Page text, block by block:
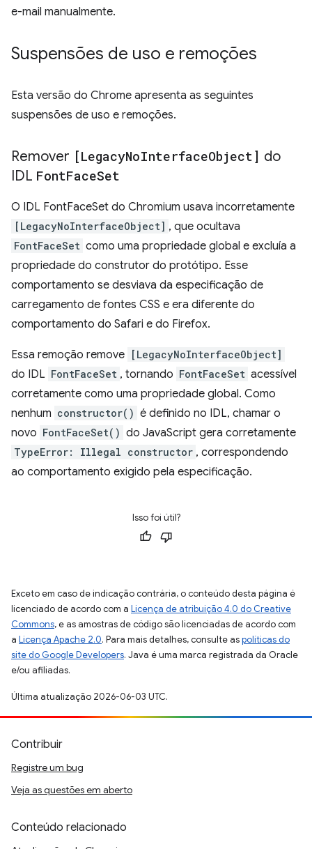
e-mail manualmente.
Suspensões de uso e remoções
Esta versão do Chrome apresenta as seguintes
suspensões de uso e remoções.
Remover [LegacyNoInterfaceObject] do
IDL FontFaceSet
O IDL FontFaceSet do Chromium usava incorretamente
[LegacyNoInterfaceObject] , que ocultava
FontFaceSet como uma propriedade global e excluía a
propriedade do construtor do protótipo. Esse
comportamento se desviava da especificação de
carregamento de fontes CSS e era diferente do
comportamento do Safari e do Firefox.
Essa remoção remove [LegacyNoInterfaceObject]
do IDL FontFaceSet , tornando FontFaceSet acessível
corretamente como uma propriedade global. Como
nenhum constructor() é definido no IDL, chamar o
novo FontFaceSet() do JavaScript gera corretamente
TypeError: Illegal constructor , correspondendo
ao comportamento exigido pela especificação.
Isso foi útil?
Exceto em caso de indicação contrária, o conteúdo desta página é
licenciado de acordo com a Licença de atribuição 4.0 do Creative
Commons, e as amostras de código são licenciadas de acordo com
a Licença Apache 2.0. Para mais detalhes, consulte aspolíticas do
site do Google Developers. Java é uma marca registrada da Oracle
e/ou afiliadas.
Última atualização 2026-06-03 UTC.
Contribuir
Registre um bug
Veja as questões em aberto
Conteúdo relacionado